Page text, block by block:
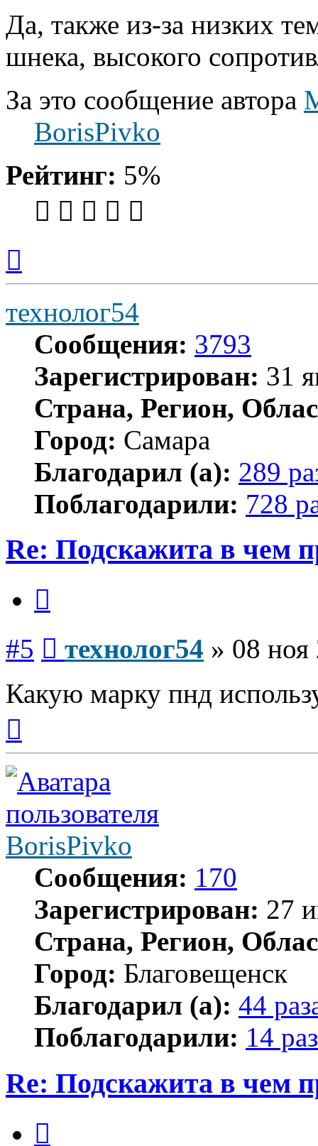
Да, также из-за низких
шнека, высокого
За это сообщение автора
BorisPivko
Рейтинг: 5%
началу
технолог54
Сообщения: 3793
Зарегистрирован: 31
Страна, Регион,
Город: Самара
Благодарил (а): 289
Поблагодарили: 728
Re: Подскажита в чем
#5 технолог54 » 08 ноя
Какую марку пнд
началу
BorisPivko
Сообщения: 170
Зарегистрирован: 27
Страна, Регион,
Город: Благовещенск
Благодарил (а): 44
Поблагодарили: 14 раз
Re: Подскажита в чем